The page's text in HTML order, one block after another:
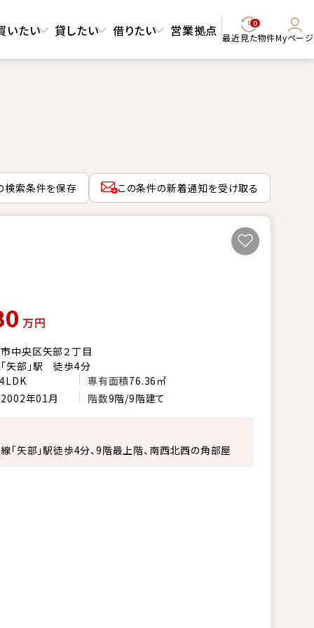
いたい 貸したい 借りたい 営業拠点 0
最近見た物件Myページ
検索条件を保存 この条件の新着通知を受け取る
万円
中央区矢部２丁目
矢部」駅 徒歩4分
4LDK 専有面積76.36㎡
2002年01月 階数9階/9階建て
「矢部」駅徒歩4分、9階最上階、南西北西の角部屋